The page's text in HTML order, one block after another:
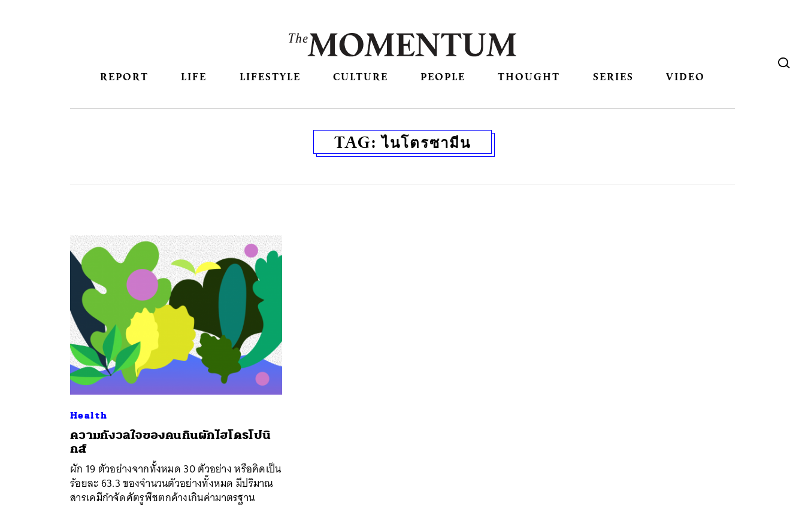
REPORT LIFE LIFESTYLE CULTURE PEOPLE THOUGHT SERIES VIDEO
TAG:ไนโตรซามีน
Health
ความกังวลใจของคนกินผักไฮโดรโปนิ
กส์
ผัก 19 ตัวอย่างจากทั้งหมด 30 ตัวอย่าง หรือคิดเป็น
ร้อยละ 63.3 ของจำนวนตัวอย่างทั้งหมด มีปริมาณ
สารเคมีกำจัดศัตรูพืชตกค้างเกินค่ามาตรฐาน
ค้นหา